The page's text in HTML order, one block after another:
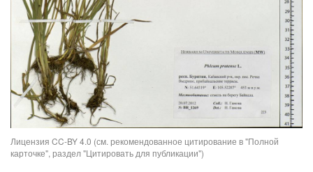
Лицензия CC-BY 4.0 (см. рекомендованное цитирование в "Полной
карточке", раздел "Цитировать для публикации")